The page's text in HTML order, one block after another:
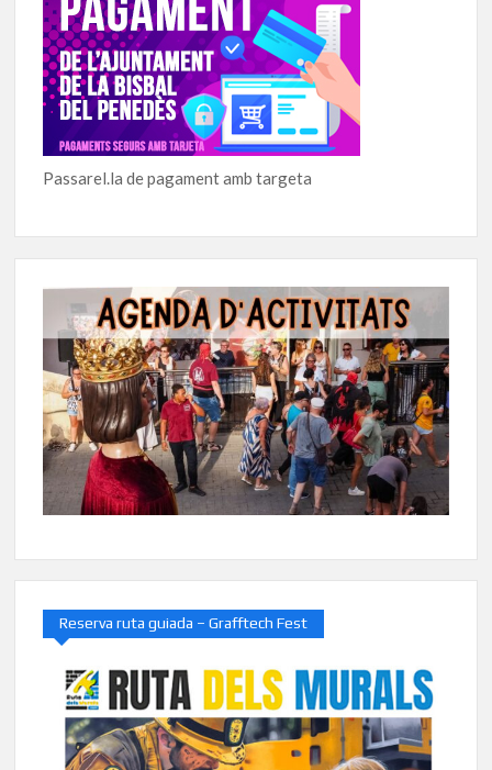
Passarel.la de pagament amb targeta
Reserva ruta guiada – Grafftech Fest